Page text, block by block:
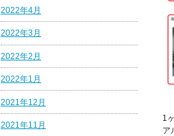
1
ア
2022年4月
2022年3月
2022年2月
2022年1月
2021年12月
2021年11月